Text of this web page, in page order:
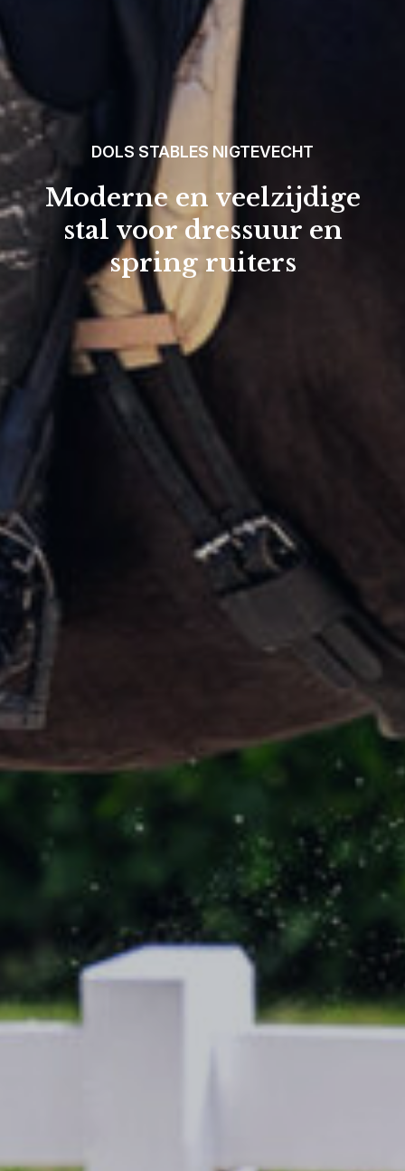
UITGEBREID STALLENCOMPLEX
84 individuele
paardenboxen en
groepshuisvesting voor 12
opfok veulens